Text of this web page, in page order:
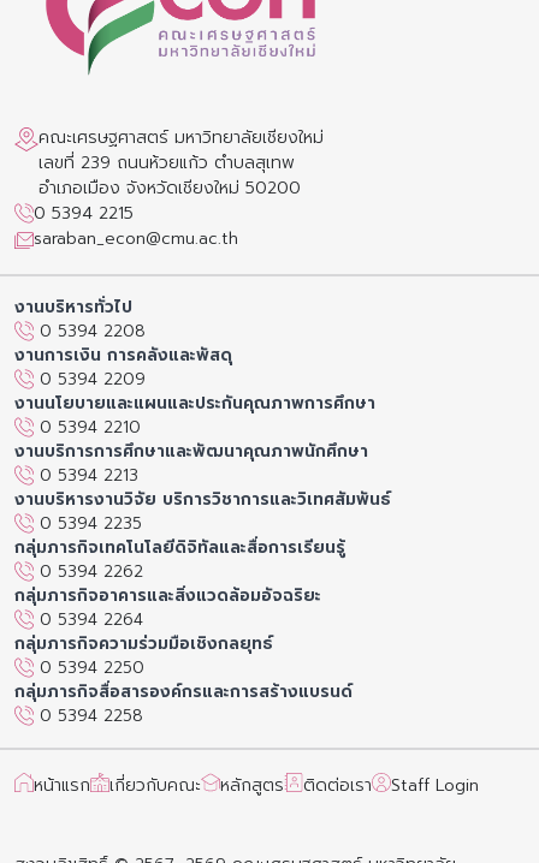
คณะเศรษฐศาสตร์ มหาวิทยาลัยเชียงใหม่
เลขที่ 239 ถนนห้วยแก้ว ตำบลสุเทพ
อำเภอเมือง จังหวัดเชียงใหม่ 50200
0 5394 2215
saraban_econ@cmu.ac.th
งานบริหารทั่วไป
0 5394 2208
งานการเงิน การคลังและพัสดุ
0 5394 2209
งานนโยบายและแผนและประกันคุณภาพการศึกษา
0 5394 2210
งานบริการการศึกษาและพัฒนาคุณภาพนักศึกษา
0 5394 2213
งานบริหารงานวิจัย บริการวิชาการและวิเทศสัมพันธ์
0 5394 2235
กลุ่มภารกิจเทคโนโลยีดิจิทัลและสื่อการเรียนรู้
0 5394 2262
กลุ่มภารกิจอาคารและสิ่งแวดล้อมอัจฉริยะ
0 5394 2264
กลุ่มภารกิจความร่วมมือเชิงกลยุทธ์
0 5394 2250
กลุ่มภารกิจสื่อสารองค์กรและการสร้างแบรนด์
0 5394 2258
หน้าแรก เกี่ยวกับคณะ หลักสูตร ติดต่อเรา Staff Login